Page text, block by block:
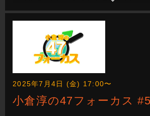
産品があるのに・・・。 街の魅力を
い・・・。 でも、どうしたらいい？ 日本
つなぐ地方創生成功へのヒントがきっと見
2025年7月4日 (金) 17:00〜
小倉淳の47フォーカス